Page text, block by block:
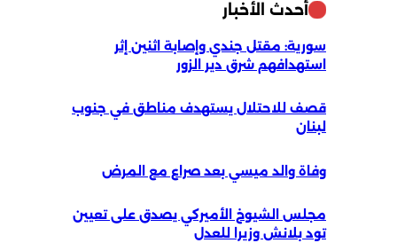
أحدث الأخبار
سورية: مقتل جندي وإصابة اثنين إثر
‏استهدافهم شرق دير الزور
قصف للاحتلال يستهدف مناطق في جنوب
لبنان
وفاة والد ميسي بعد صراع مع المرض
مجلس الشيوخ الأميركي يصدق على تعيين
تود بلانش وزيرا للعدل